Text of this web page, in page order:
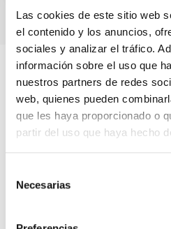
Las cookies de este sitio web
el contenido y los anuncios,
sociales y analizar el tráfico.
información sobre el uso que
nuestros partners de redes
web, quienes pueden
que les haya proporcionado o
partir del uso que haya hecho
Necesarias